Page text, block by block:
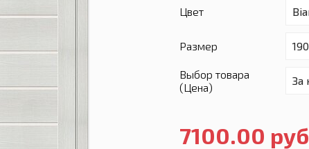
Цвет
Размер
Выбор товара
(Цена)
7100.00 руб